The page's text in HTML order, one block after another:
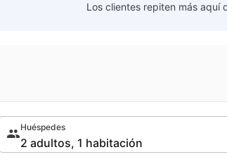
Los clientes repiten más aquí
Huéspedes